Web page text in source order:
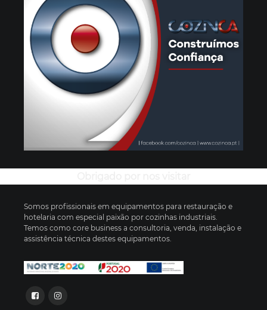
Somos profissionais em equipamentos para restauração e
hotelaria com especial paixão por cozinhas industriais.
Temos como core business a consultoria, venda, instalação e
assistência técnica destes equipamentos.